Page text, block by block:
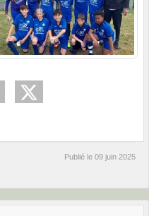
Publié le 09 juin 2025